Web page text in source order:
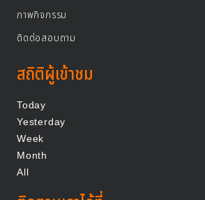
ภาพกิจกรรม
ติดต่อสอบถาม
สถิติผู้เข้าชม
Today
Yesterday
Week
Month
All